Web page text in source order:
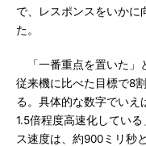
で、レスポンスをいかに
た。
「一番重点を置いた」
従来機に比べた目標で8
る。具体的な数字でいえ
1.5倍程度高速化してい
ス速度は、約900ミリ秒